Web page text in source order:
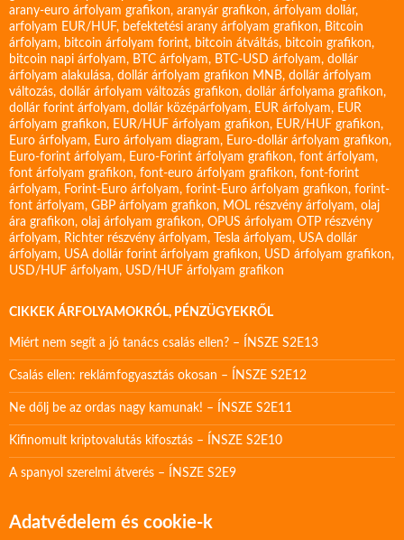
arany-euro árfolyam grafikon, aranyár grafikon, árfolyam dollár,
arfolyam EUR/HUF, befektetési arany árfolyam grafikon, Bitcoin
árfolyam, bitcoin árfolyam forint, bitcoin átváltás, bitcoin grafikon,
bitcoin napi árfolyam, BTC árfolyam, BTC-USD árfolyam, dollár
árfolyam alakulása, dollár árfolyam grafikon MNB, dollár árfolyam
változás, dollár árfolyam változás grafikon, dollár árfolyama grafikon,
dollár forint árfolyam, dollár középárfolyam, EUR árfolyam, EUR
árfolyam grafikon, EUR/HUF árfolyam grafikon, EUR/HUF grafikon,
Euro árfolyam, Euro árfolyam diagram, Euro-dollár árfolyam grafikon,
Euro-forint árfolyam, Euro-Forint árfolyam grafikon, font árfolyam,
font árfolyam grafikon, font-euro árfolyam grafikon, font-forint
árfolyam, Forint-Euro árfolyam, forint-Euro árfolyam grafikon, forint-
font árfolyam, GBP árfolyam grafikon, MOL részvény árfolyam, olaj
ára grafikon, olaj árfolyam grafikon, OPUS árfolyam OTP részvény
árfolyam, Richter részvény árfolyam, Tesla árfolyam, USA dollár
árfolyam, USA dollár forint árfolyam grafikon, USD árfolyam grafikon,
USD/HUF árfolyam, USD/HUF árfolyam grafikon
CIKKEK ÁRFOLYAMOKRÓL, PÉNZÜGYEKRŐL
Miért nem segít a jó tanács csalás ellen? – ÍNSZE S2E13
Csalás ellen: reklámfogyasztás okosan – ÍNSZE S2E12
Ne dőlj be az ordas nagy kamunak! – ÍNSZE S2E11
Kifinomult kriptovalutás kifosztás – ÍNSZE S2E10
A spanyol szerelmi átverés – ÍNSZE S2E9
Adatvédelem és cookie-k